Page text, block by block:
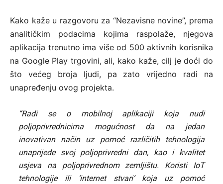
Kako kaže u razgovoru za “Nezavisne novine”, prema
analitičkim podacima kojima raspolaže, njegova
aplikacija trenutno ima više od 500 aktivnih korisnika
na Google Play trgovini, ali, kako kaže, cilj je doći do
što većeg broja ljudi, pa zato vrijedno radi na
unapređenju ovog projekta.
“Radi se o mobilnoj aplikaciji koja nudi
poljoprivrednicima mogućnost da na jedan
inovativan način uz pomoć različitih tehnologija
unaprijede svoj poljoprivredni dan, kao i kvalitet
usjeva na poljoprivrednom zemljištu. Koristi IoT
tehnologije ili ‘internet stvari’ koja uz pomoć